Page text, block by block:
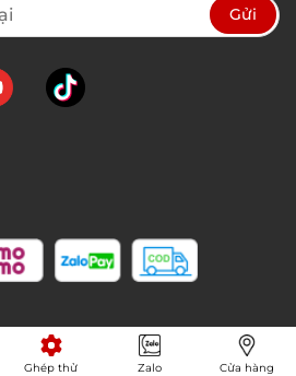
Ghép thử Zalo Cửa hàng